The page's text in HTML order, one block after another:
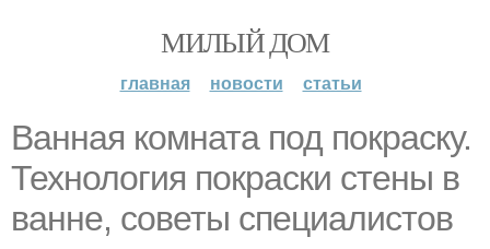
МИЛЫЙ ДОМ
главная новости статьи
Ванная комната под покраску.
Технология покраски стены в
ванне, советы специалистов